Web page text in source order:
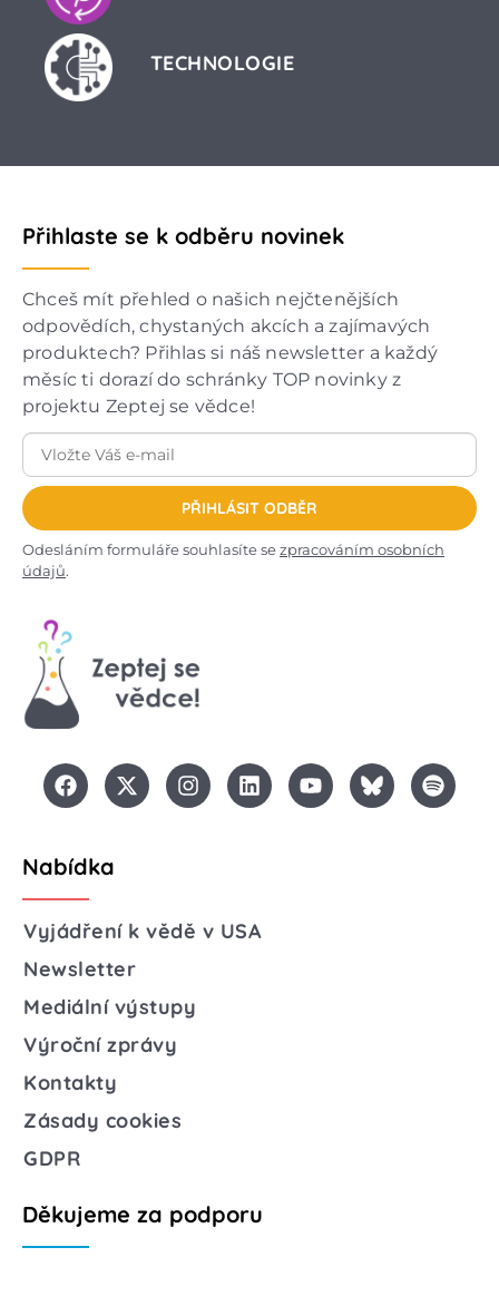
TECHNOLOGIE
Přihlaste se k odběru novinek
Chceš mít přehled o našich nejčtenějších
odpovědích, chystaných akcích a zajímavých
produktech? Přihlas si náš newsletter a každý
měsíc ti dorazí do schránky TOP novinky z
projektu Zeptej se vědce!
PŘIHLÁSIT ODBĚR
Odesláním formuláře souhlasíte sezpracováním osobních
údajů.
Nabídka
Vyjádření k vědě v USA
Newsletter
Mediální výstupy
Výroční zprávy
Kontakty
Zásady cookies
GDPR
Děkujeme za podporu